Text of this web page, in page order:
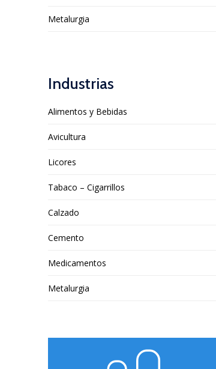
Metalurgia
Industrias
Alimentos y Bebidas
Avicultura
Licores
Tabaco – Cigarrillos
Calzado
Cemento
Medicamentos
Metalurgia